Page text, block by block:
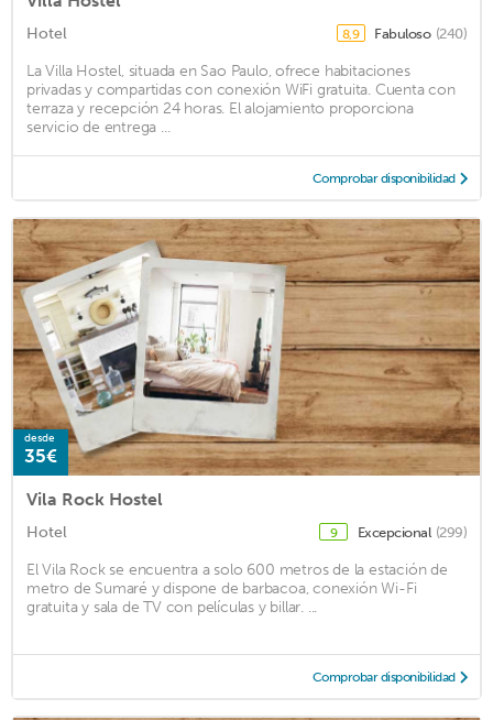
Hotel 8,9 Fabuloso (240)
La Villa Hostel, situada en Sao Paulo, ofrece habitaciones
privadas y compartidas con conexión WiFi gratuita. Cuenta con
terraza y recepción 24 horas. El alojamiento proporciona
servicio de entrega ...
Comprobar disponibilidad
desde
35€
Vila Rock Hostel
Hotel 9 Excepcional (299)
El Vila Rock se encuentra a solo 600 metros de la estación de
metro de Sumaré y dispone de barbacoa, conexión Wi-Fi
gratuita y sala de TV con películas y billar. ...
Comprobar disponibilidad